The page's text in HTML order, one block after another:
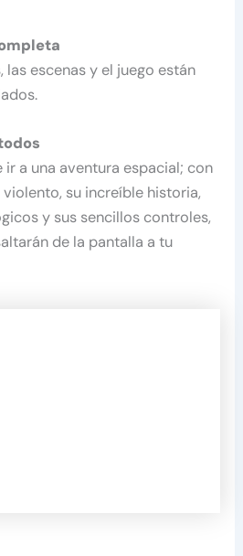
las escenas y el juego están
a una aventura espacial; con
su increíble historia,
y sus sencillos controles,
de la pantalla a tu